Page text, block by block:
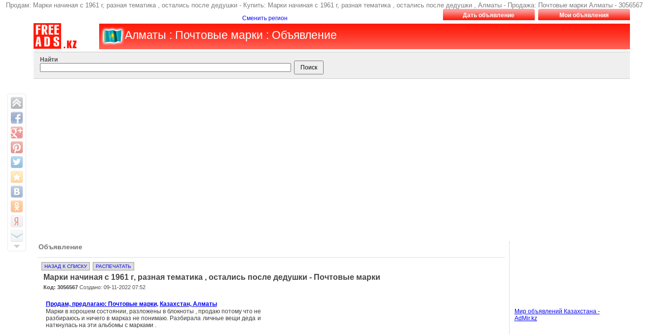
Продам: Марки начиная с 1961 г, разная тематика , остались после дедушки - Купить: Марки начиная с 1961 г, разная тематика , остались после дедушки , Алматы - Продажа: Почтовые марки Алматы - 3056567
Сменить регион Дать объявление Мои объявления
Алматы : Почтовые марки : Объявление
Найти
Объявление
НАЗАД К СПИСКУ РАСПЕЧАТАТЬ
Марки начиная с 1961 г, разная тематика , остались после дедушки - Почтовые марки
Код: 3056567Создано: 09-11-2022 07:52
Продам, предлагаю: Почтовые марки, Казахстан, Алматы
Марки в хорошем состоянии, разложены в блокноты , продаю потому что не
разбираюсь и ничего в марказ не понимаю. Разбирала личные вещи деда и
наткнулась на эти альбомы с марками .
Мир объявлений Казахстана -
AdMir.kz